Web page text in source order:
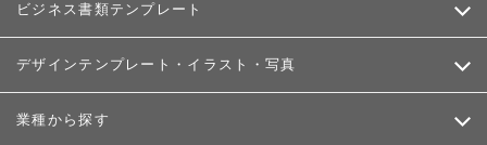
ビジネス書類テンプレート
デザインテンプレート・イラスト・写真
業種から探す